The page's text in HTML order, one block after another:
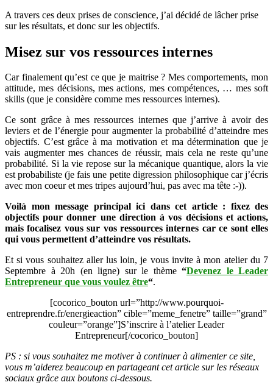
A travers ces deux prises de conscience, j’ai décidé de lâcher prise
sur les résultats, et donc sur les objectifs.
Misez sur vos ressources internes
Car finalement qu’est ce que je maitrise ? Mes comportements, mon
attitude, mes décisions, mes actions, mes compétences, … mes soft
skills (que je considère comme mes ressources internes).
Ce sont grâce à mes ressources internes que j’arrive à avoir des
leviers et de l’énergie pour augmenter la probabilité d’atteindre mes
objectifs. C’est grâce à ma motivation et ma détermination que je
vais augmenter mes chances de réussir, mais cela ne reste qu’une
probabilité. Si la vie repose sur la mécanique quantique, alors la vie
est probabiliste (je fais une petite digression philosophique car j’écris
avec mon coeur et mes tripes aujourd’hui, pas avec ma tête :-)).
Voilà mon message principal ici dans cet article : fixez des
objectifs pour donner une direction à vos décisions et actions,
mais focalisez vous sur vos ressources internes car ce sont elles
qui vous permettent d’atteindre vos résultats.
Et si vous souhaitez aller lus loin, je vous invite à mon atelier du 7
Septembre à 20h (en ligne) sur le thème “Devenez le Leader
Entrepreneur que vous voulez être“.
[cocorico_bouton url=”http://www.pourquoi-
entreprendre.fr/energieaction” cible=”meme_fenetre” taille=”grand”
couleur=”orange”]S’inscrire à l’atelier Leader
Entrepreneur[/cocorico_bouton]
PS : si vous souhaitez me motiver à continuer à alimenter ce site,
vous m’aiderez beaucoup en partageant cet article sur les réseaux
sociaux grâce aux boutons ci-dessous.